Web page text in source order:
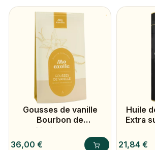
Gousses de vanille
Bourbon de
Madagascar
Prix
36,00 €
Huile
Extra
Prix
21,84 €